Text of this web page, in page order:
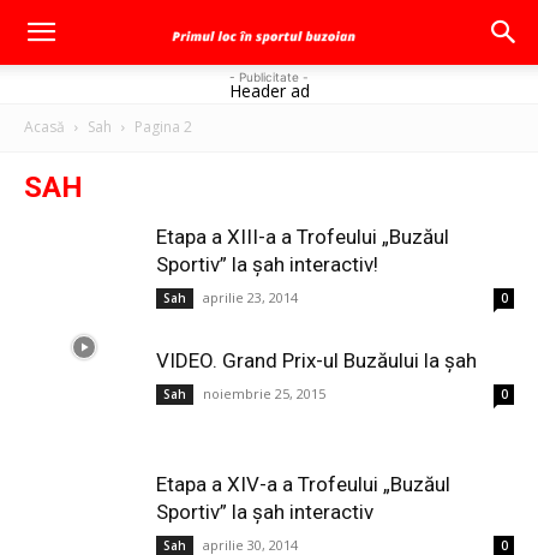
- Publicitate -
Header ad
Acasă Sah Pagina 2
SAH
Etapa a XIII-a a Trofeului „Buzăul
Sportiv” la şah interactiv!
Sah aprilie 23, 2014 0
VIDEO. Grand Prix-ul Buzăului la şah
Sah noiembrie 25, 2015 0
Etapa a XIV-a a Trofeului „Buzăul
Sportiv” la şah interactiv
Sah aprilie 30, 2014 0